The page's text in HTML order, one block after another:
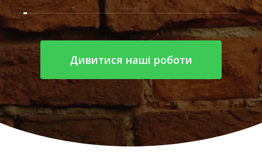
Дивитися наші роботи